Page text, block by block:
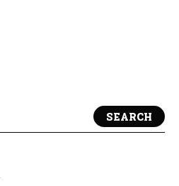
SEARCH